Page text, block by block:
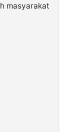
masyarakat